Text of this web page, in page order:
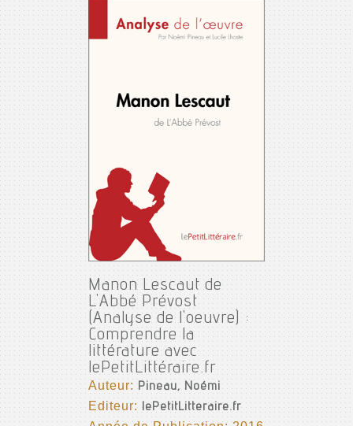
Manon Lescaut de
L'Abbé Prévost
(Analyse de l'oeuvre) :
Comprendre la
littérature avec
lePetitLittéraire.fr
Auteur:Pineau, Noémi
Editeur: lePetitLitteraire.fr